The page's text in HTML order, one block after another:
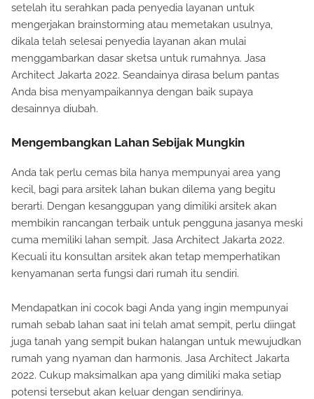
setelah itu serahkan pada penyedia layanan untuk
mengerjakan brainstorming atau memetakan usulnya,
dikala telah selesai penyedia layanan akan mulai
menggambarkan dasar sketsa untuk rumahnya. Jasa
Architect Jakarta 2022. Seandainya dirasa belum pantas
Anda bisa menyampaikannya dengan baik supaya
desainnya diubah.
Mengembangkan Lahan Sebijak Mungkin
Anda tak perlu cemas bila hanya mempunyai area yang
kecil, bagi para arsitek lahan bukan dilema yang begitu
berarti. Dengan kesanggupan yang dimiliki arsitek akan
membikin rancangan terbaik untuk pengguna jasanya meski
cuma memiliki lahan sempit. Jasa Architect Jakarta 2022.
Kecuali itu konsultan arsitek akan tetap memperhatikan
kenyamanan serta fungsi dari rumah itu sendiri.
Mendapatkan ini cocok bagi Anda yang ingin mempunyai
rumah sebab lahan saat ini telah amat sempit, perlu diingat
juga tanah yang sempit bukan halangan untuk mewujudkan
rumah yang nyaman dan harmonis. Jasa Architect Jakarta
2022. Cukup maksimalkan apa yang dimiliki maka setiap
potensi tersebut akan keluar dengan sendirinya.